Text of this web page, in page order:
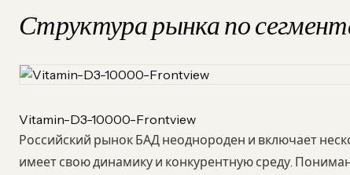
Структура рынка по
Vitamin-D3-10000-Frontview
Российский рынок БАД неоднороден и включает
имеет свою динамику и конкурентную среду.